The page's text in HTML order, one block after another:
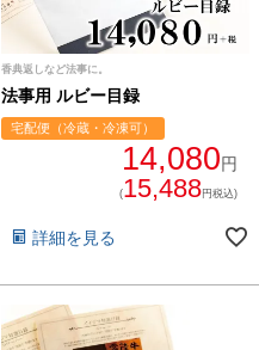
香典返しなど法事に。
法事用 ルビー目録
宅配便（冷蔵・冷凍可）
14,080円
(15,488円税込)
詳細を見る